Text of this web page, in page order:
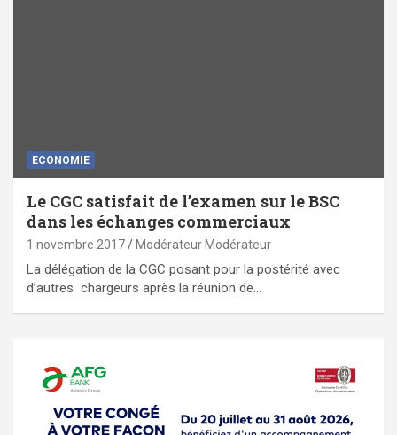
ECONOMIE
Le CGC satisfait de l’examen sur le BSC
dans les échanges commerciaux
1 novembre 2017 Modérateur Modérateur
La délégation de la CGC posant pour la postérité avec
d’autres chargeurs après la réunion de…